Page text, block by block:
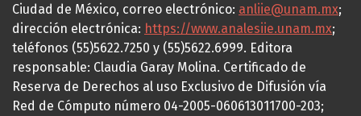
Ciudad de México, correo electrónico: anliie@unam.mx;
dirección electrónica: https://www.analesiie.unam.mx;
teléfonos (55)5622.7250 y (55)5622.6999. Editora
responsable: Claudia Garay Molina. Certificado de
Reserva de Derechos al uso Exclusivo de Difusión vía
Red de Cómputo número 04-2005-060613011700-203;